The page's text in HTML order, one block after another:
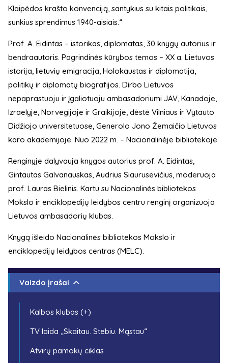
Klaipėdos krašto konvenciją, santykius su kitais politikais,
sunkius sprendimus 1940-aisiais.“
Prof. A. Eidintas – istorikas, diplomatas, 30 knygų autorius ir
bendraautoris. Pagrindinės kūrybos temos – XX a. Lietuvos
istorija, lietuvių emigracija, Holokaustas ir diplomatija,
politikų ir diplomatų biografijos. Dirbo Lietuvos
nepaprastuoju ir įgaliotuoju ambasadoriumi JAV, Kanadoje,
Izraelyje, Norvegijoje ir Graikijoje, dėstė Vilniaus ir Vytauto
Didžiojo universitetuose, Generolo Jono Žemaičio Lietuvos
karo akademijoje. Nuo 2022 m. – Nacionalinėje bibliotekoje.
Renginyje dalyvauja knygos autorius prof. A. Eidintas,
Gintautas Galvanauskas, Audrius Siaurusevičius, moderuoja
prof. Lauras Bielinis. Kartu su Nacionalinės bibliotekos
Mokslo ir enciklopedijų leidybos centru renginį organizuoja
Lietuvos ambasadorių klubas.
Knygą išleido Nacionalinės bibliotekos Mokslo ir
enciklopedijų leidybos centras (MELC).
Vaizdo įrašai
Kalbos klubas (+)
TV laida „Skaitau. Stebiu. Mąstau“
Atvirų pamokų ciklas